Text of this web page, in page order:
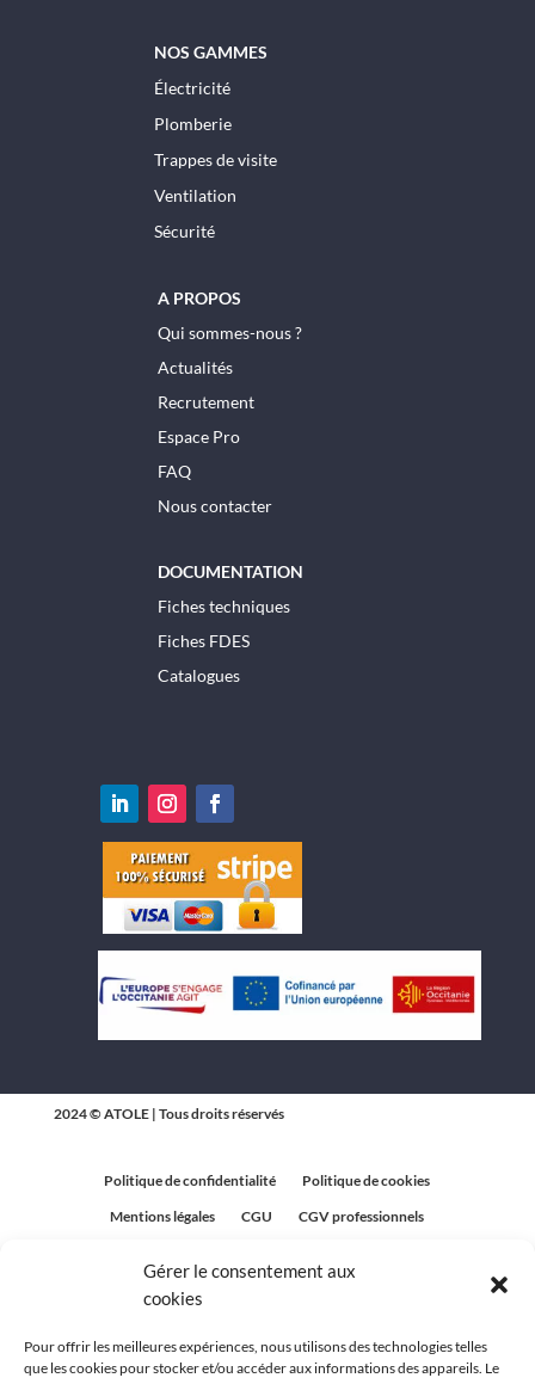
Gérer le consentement aux
cookies
Pour offrir les meilleures expériences, nous utilisons des technologies telles
que les cookies pour stocker et/ou accéder aux informations des appareils. Le
NOS GAMMES
Électricité
Plomberie
Trappes de visite
Ventilation
Sécurité
A PROPOS
Qui sommes-nous ?
Actualités
Recrutement
Espace Pro
FAQ
Nous contacter
DOCUMENTATION
Fiches techniques
Fiches FDES
Catalogues
2024 © ATOLE | Tous droits réservés
Politique de confidentialité
Politique de cookies
Mentions légales
CGU
CGV professionnels